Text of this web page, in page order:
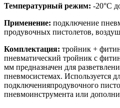
Температурный режим: -20°C
Применение: подключение
продувочных пистолетов,
Комплектация: тройник +
пневматический тройник с
мм предназначен для
пневмосистемах. Используется
подключенияпродувочного
пневмоинструмента или